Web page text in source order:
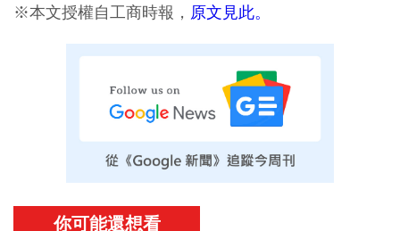
※本文授權自工商時報， 原文見此。